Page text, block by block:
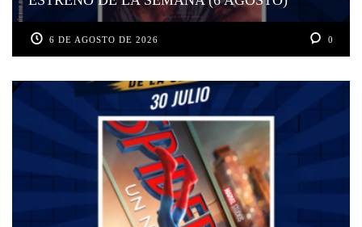
6 DE AGOSTO DE 2026 0